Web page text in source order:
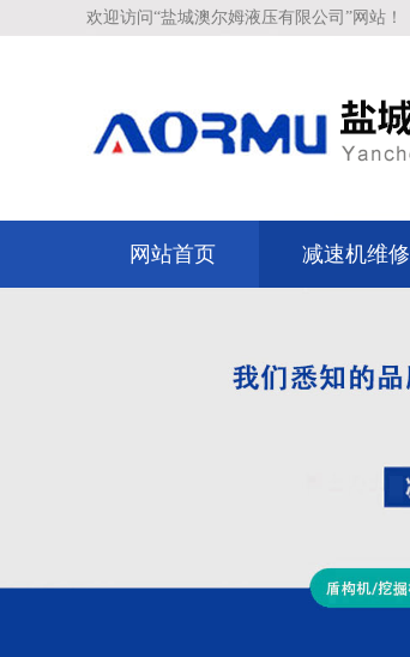
欢迎访问“盐城澳尔姆液压有限公司”网站！
网站首页 减速机维修